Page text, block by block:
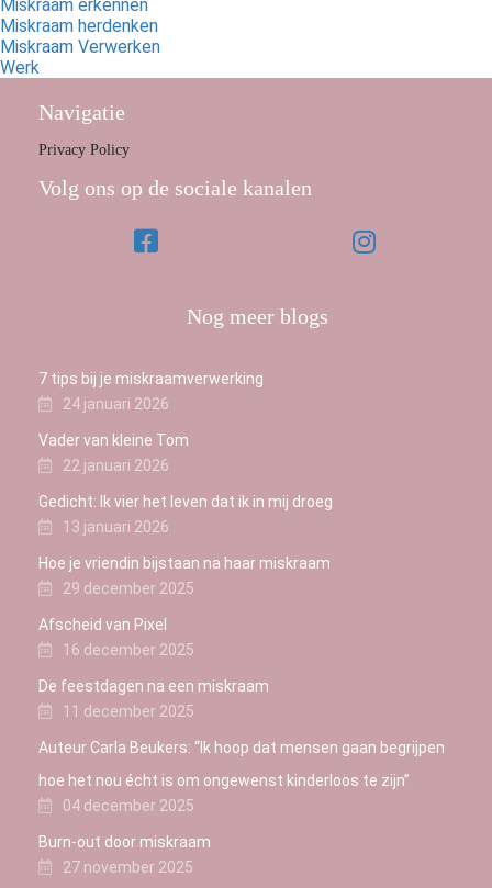
Miskraam erkennen
Miskraam herdenken
Miskraam Verwerken
Werk
Navigatie
Privacy Policy
Volg ons op de sociale kanalen
Nog meer blogs
7 tips bij je miskraamverwerking
24 januari 2026
Vader van kleine Tom
22 januari 2026
Gedicht: Ik vier het leven dat ik in mij droeg
13 januari 2026
Hoe je vriendin bijstaan na haar miskraam
29 december 2025
Afscheid van Pixel
16 december 2025
De feestdagen na een miskraam
11 december 2025
Auteur Carla Beukers: “Ik hoop dat mensen gaan begrijpen
hoe het nou écht is om ongewenst kinderloos te zijn”
04 december 2025
Burn-out door miskraam
27 november 2025